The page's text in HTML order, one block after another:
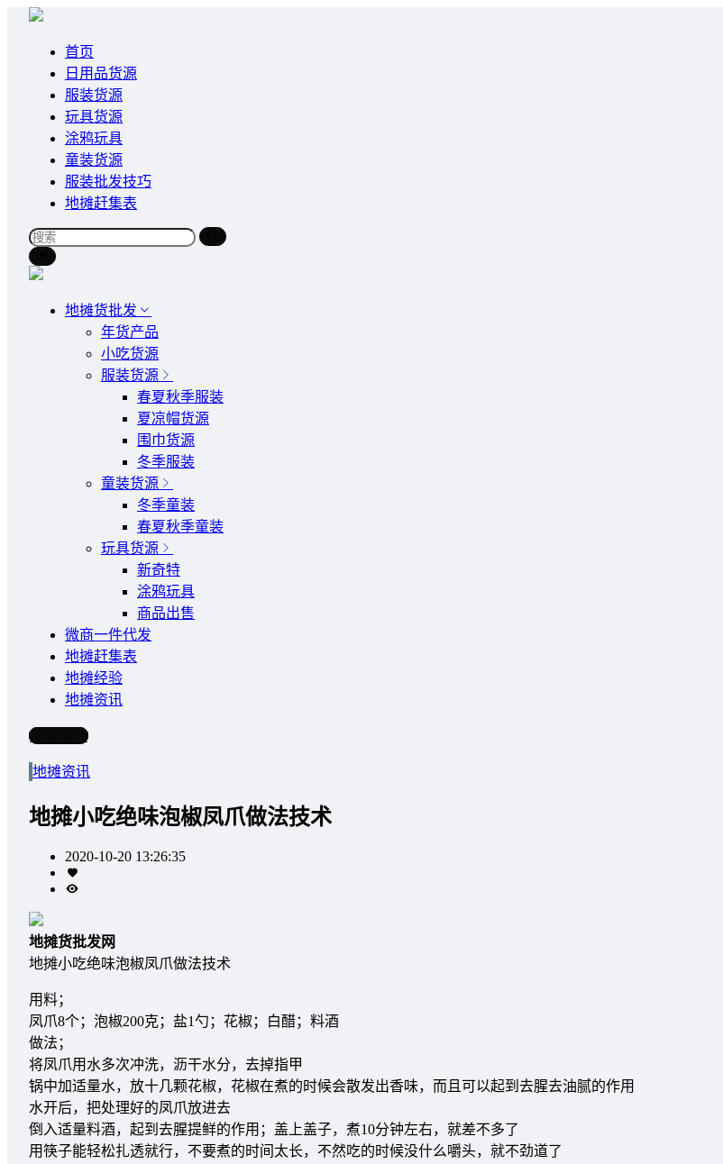
首页
日用品货源
服装货源
玩具货源
涂鸦玩具
童装货源
服装批发技巧
地摊赶集表
地摊货批发
年货产品
小吃货源
服装货源
春夏秋季服装
夏凉帽货源
围巾货源
冬季服装
童装货源
冬季童装
春夏秋季童装
玩具货源
新奇特
涂鸦玩具
商品出售
微商一件代发
地摊赶集表
地摊经验
地摊资讯
写文章
地摊资讯
地摊小吃绝味泡椒凤爪做法技术
2020-10-20 13:26:35
地摊货批发网
地摊小吃绝味泡椒凤爪做法技术
用料；
凤爪8个；泡椒200克；盐1勺；花椒；白醋；料酒
做法；
将凤爪用水多次冲洗，沥干水分，去掉指甲
锅中加适量水，放十几颗花椒，花椒在煮的时候会散发出香味，而且可以起到去腥去油腻的作用
水开后，把处理好的凤爪放进去
倒入适量料酒，起到去腥提鲜的作用；盖上盖子，煮10分钟左右，就差不多了
用筷子能轻松扎透就行，不要煮的时间太长，不然吃的时候没什么嚼头，就不劲道了